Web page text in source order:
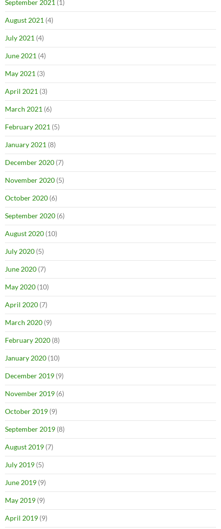
September 2021 (1)
August 2021 (4)
July 2021 (4)
June 2021 (4)
May 2021 (3)
April 2021 (3)
March 2021 (6)
February 2021 (5)
January 2021 (8)
December 2020 (7)
November 2020 (5)
October 2020 (6)
September 2020 (6)
August 2020 (10)
July 2020 (5)
June 2020 (7)
May 2020 (10)
April 2020 (7)
March 2020 (9)
February 2020 (8)
January 2020 (10)
December 2019 (9)
November 2019 (6)
October 2019 (9)
September 2019 (8)
August 2019 (7)
July 2019 (5)
June 2019 (9)
May 2019 (9)
April 2019 (9)